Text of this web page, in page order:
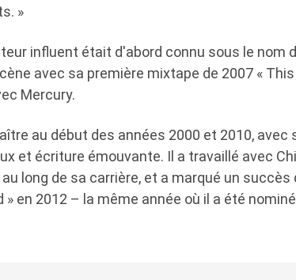
»
influent était d'abord connu sous le nom
avec sa première mixtape de 2007 «
Mercury.
au début des années 2000 et 2010,
et écriture émouvante. Il a travaillé avec
long de sa carrière, et a marqué un succès
» en 2012 – la même année où il a été